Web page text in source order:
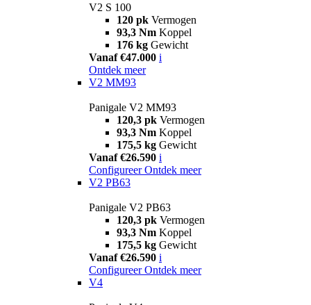
V2 S 100
120 pk Vermogen
93,3 Nm Koppel
176 kg Gewicht
Vanaf €47.000 i
Ontdek meer
V2 MM93
Panigale V2 MM93
120,3 pk Vermogen
93,3 Nm Koppel
175,5 kg Gewicht
Vanaf €26.590 i
Configureer Ontdek meer
V2 PB63
Panigale V2 PB63
120,3 pk Vermogen
93,3 Nm Koppel
175,5 kg Gewicht
Vanaf €26.590 i
Configureer Ontdek meer
V4